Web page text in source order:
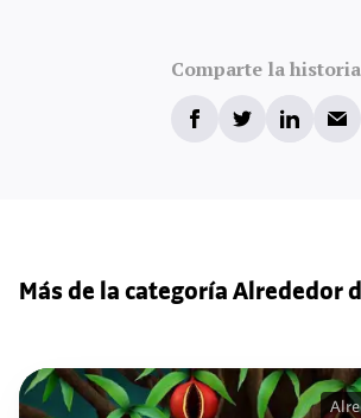
Comparte la historia
Más de la categoría Alrededor